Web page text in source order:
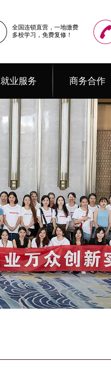
全国连锁直营，一地缴费
多校学习，免费复修！
就业服务 商务合作